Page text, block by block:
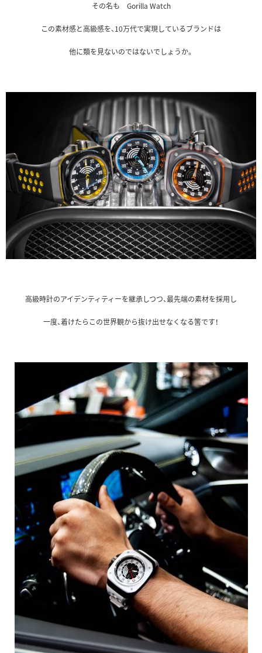
その名も Gorilla Watch
この素材感と高級感を、10万代で実現しているブランドは
他に類を見ないのではないでしょうか。
高級時計のアイデンティティーを継承しつつ、最先端の素材を採用し
一度、着けたらこの世界観から抜け出せなくなる筈です！